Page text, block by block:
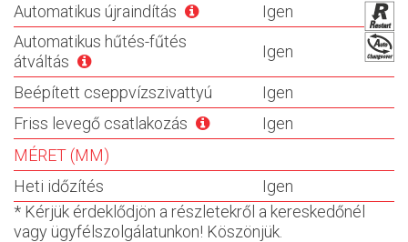
Automatikus újraindítás
Igen
Automatikus hűtés-fűtés
átváltás
Igen
Beépített cseppvízszivattyú
Igen
Friss levegő csatlakozás
Igen
MÉRET (MM)
Heti időzítés
Igen
* Kérjük érdeklődjön a részletekről a kereskedőnél
vagy ügyfélszolgálatunkon! Köszönjük.